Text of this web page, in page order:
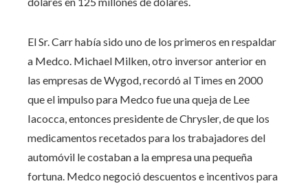
El Sr. Carr había sido uno de los primeros en respaldar
a Medco. Michael Milken, otro inversor anterior en
las empresas de Wygod, recordó al Times en 2000
que el impulso para Medco fue una queja de Lee
Iacocca, entonces presidente de Chrysler, de que los
medicamentos recetados para los trabajadores del
automóvil le costaban a la empresa una pequeña
fortuna. Medco negoció descuentos e incentivos para